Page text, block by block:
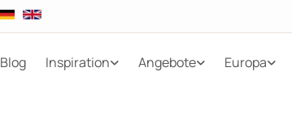
Blog Inspiration Angebote Europa